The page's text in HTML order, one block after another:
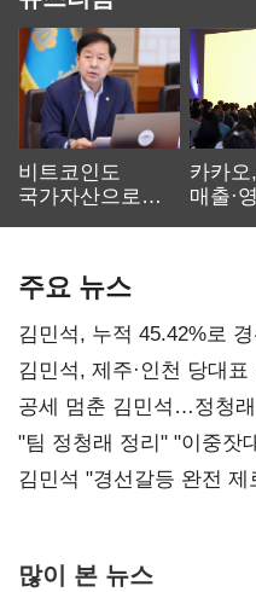
비트코인도
국가자산으로…'
카카오
매출·
주요 뉴스
김민석, 누적 45.42%로
0.86%p(2보)
김민석, 제주·인천 당대
공세 멈춘 김민석…정청
"팀 정청래 정리" "이중잣
다툼 격화
김민석 "경선갈등 완전
많이 본 뉴스